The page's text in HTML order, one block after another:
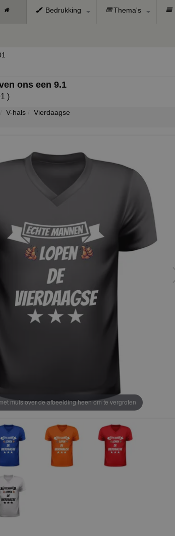
Bedrukking Thema's
ons een9.1
)
V-hals Vierdaagse
muis over de afbeelding heen om te vergroten